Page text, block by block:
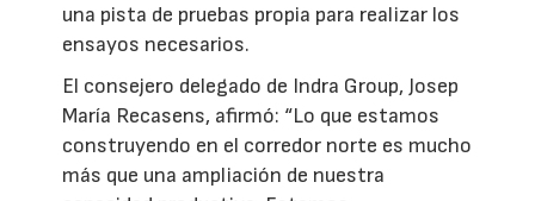
una pista de pruebas propia para realizar los
ensayos necesarios.
El consejero delegado de Indra Group, Josep
María Recasens, afirmó: “Lo que estamos
construyendo en el corredor norte es mucho
más que una ampliación de nuestra